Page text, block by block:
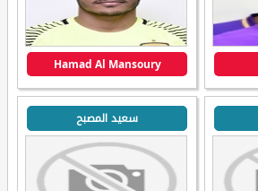
Hamad Al Mansoury
سعيد المصبح